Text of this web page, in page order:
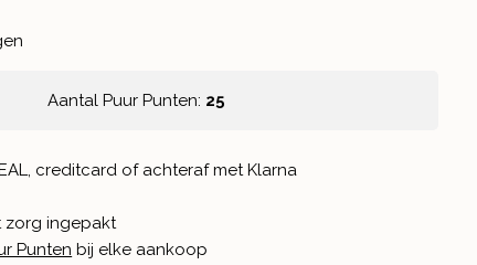
Aantal Puur Punten: 25
creditcard of achteraf met Klarna
zorg ingepakt
Punten bij elke aankoop